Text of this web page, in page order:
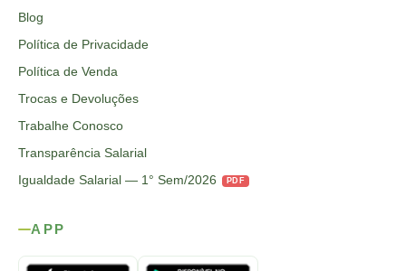
Blog
Política de Privacidade
Política de Venda
Trocas e Devoluções
Trabalhe Conosco
Transparência Salarial
Igualdade Salarial — 1° Sem/2026
PDF
APP